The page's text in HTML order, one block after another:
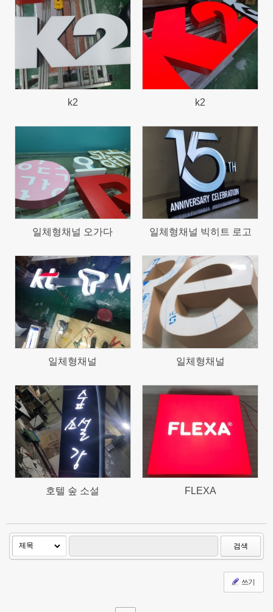
824
k2 k2
933
일체형채널 오가다
963
일체형채널 빅히트 로고
936
일체형채널
1208
일체형채널
787
호텔 숲 소설 FLEXA
검색
쓰기